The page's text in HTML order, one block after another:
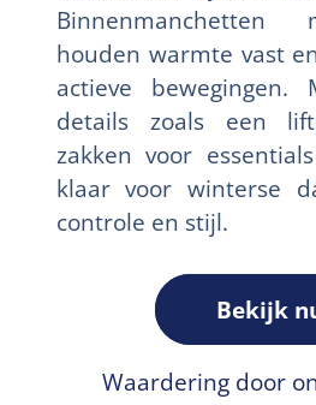
houden warmte vast
actieve bewegingen.
details zoals een
zakken voor
klaar voor winterse
controle en stijl.
Bekijk
Waardering door